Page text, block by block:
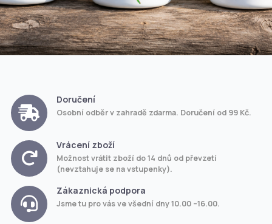
Doručení
Osobní odběr v zahradě zdarma. Doručení od 99 Kč.
Vrácení zboží
Možnost vrátit zboží do 14 dnů od převzetí
(nevztahuje se na vstupenky).
Zákaznická podpora
Jsme tu pro vás ve všední dny 10.00 –16.00.